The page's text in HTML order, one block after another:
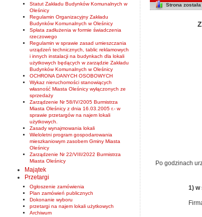
Strona
Po godzinach
1) w
Statut Zakładu Budynków Komunalnych w
Oleśnicy
Regulamin Organizacyjny Zakładu
Budynków Komunalnych w Oleśnicy
Spłata zadłużenia w formie świadczenia
rzeczowego
Regulamin w sprawie zasad umieszczania
urządzeń technicznych, tablic reklamowych
i innych instalacji na budynkach dla lokali
użytkowych będących w zarządzie Zakładu
Budynków Komunalnych w Oleśnicy
OCHRONA DANYCH OSOBOWYCH
Wykaz nieruchomości stanowiących
własność Miasta Oleśnicy wyłączonych ze
sprzedaży
Zarządzenie Nr 58/IV/2005 Burmistrza
Miasta Oleśnicy z dnia 16.03.2005 r.- w
sprawie przetargów na najem lokali
użytkowych.
Zasady wynajmowania lokali
Wieloletni program gospodarowania
mieszkaniowym zasobem Gminy Miasta
Oleśnicy
Zarządzenie Nr 22/VIII/2022 Burmistrza
Miasta Oleśnicy
Majątek
Przetargi
Ogłoszenie zamówienia
Plan zamówień publicznych
Dokonanie wyboru
przetargi na najem lokali użytkowych
Archiwum